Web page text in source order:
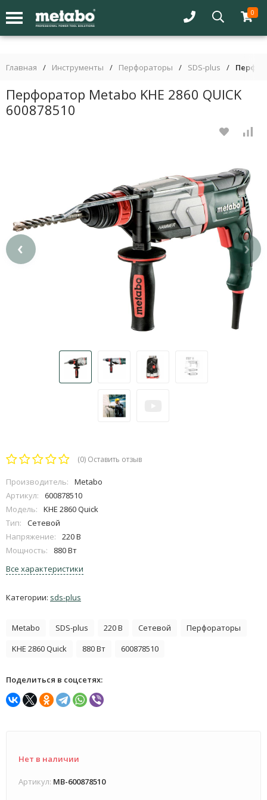
0
Главная / Инструменты / Перфораторы / SDS-plus /
Перфоратор Metabo KHE 2860 QUICK
600878510
‹ ›
(0) Оставить отзыв
Производитель:
Metabo
Артикул:
600878510
Модель:
KHE 2860 Quick
Тип:
Сетевой
Напряжение:
220 В
Мощность:
880 Вт
Все характеристики
Категории: sds-plus
Metabo SDS-plus 220 В Сетевой
Перфораторы
KHE 2860 Quick
880 Вт 600878510
Поделиться в соцсетях:
Нет в наличии
Артикул: MB-600878510